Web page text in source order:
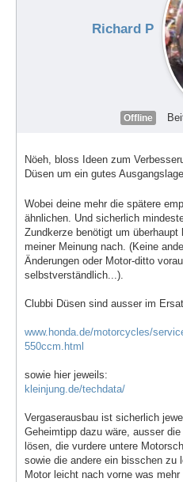
Richard P
Offline
Nöeh, bloss Ideen zum
Düsen um ein gutes
Wobei deine mehr die spätere
ähnlichen. Und sicherlich
Zundkerze benötigt um überhaupt
meiner Meinung nach. (Keine
Änderungen oder Motor-ditto
selbstverständlich...).
Clubbi Düsen sind ausser im
www.honda.de/motorcycles/
550ccm.html
sowie hier jeweils:
kleinjung.de/techdata/
Vergaserausbau ist sicherlich
Geheimtipp dazu wäre, ausser
lösen, die vurdere untere
sowie die andere ein bisschen zu
Motor leicht nach vorne was